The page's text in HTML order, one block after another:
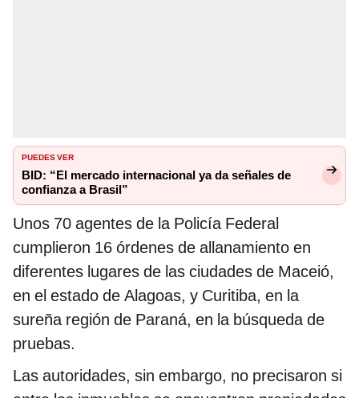
PUEDES VER
BID: “El mercado internacional ya da señales de
confianza a Brasil”
Unos 70 agentes de la Policía Federal
cumplieron 16 órdenes de allanamiento en
diferentes lugares de las ciudades de Maceió,
en el estado de Alagoas, y Curitiba, en la
sureña región de Paraná, en la búsqueda de
pruebas.
Las autoridades, sin embargo, no precisaron si